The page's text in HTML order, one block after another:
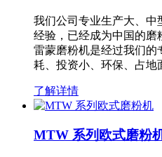
我们公司专业生产大、中
经验，已经成为中国的磨
雷蒙磨粉机是经过我们的
耗、投资小、环保、占
了解详情
MTW 系列欧式磨粉